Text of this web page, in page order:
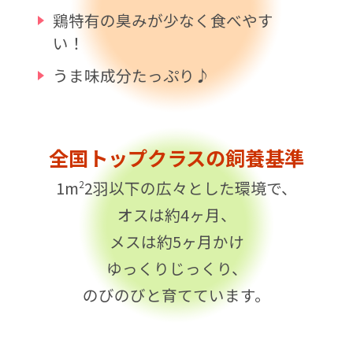
鶏特有の臭みが少なく食べやす
い！
うま味成分たっぷり♪
全国トップクラスの飼養基準
1m22羽以下の広々とした環境で、
オスは約4ヶ月、
メスは約5ヶ月かけ
ゆっくりじっくり、
のびのびと育てています。